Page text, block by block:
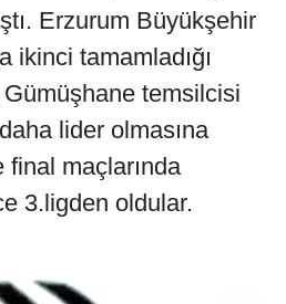
Erzurum Büyükşehir
ikinci tamamladığı
temsilcisi
lider olmasına
maçlarında
3.ligden oldular.